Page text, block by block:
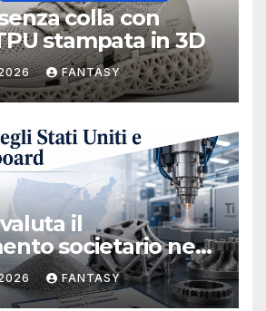
colla con
stampata in 3D
FANTASY
il
societario negli
e rafforza il board,
Michael J.
FANTASY